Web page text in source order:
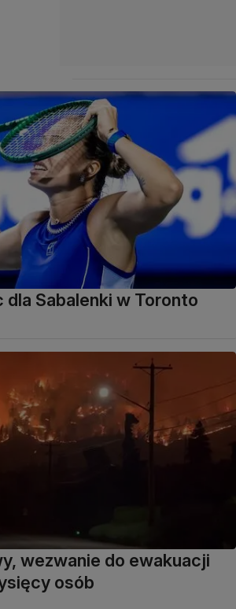
dla Sabalenki w Toronto
wezwanie do ewakuacji
osób